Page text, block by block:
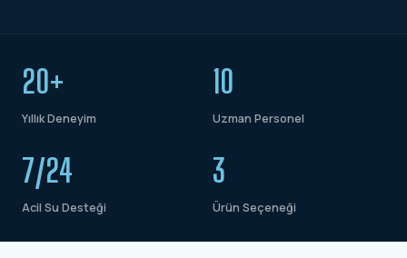
20+
Yıllık Deneyim
10
Uzman Personel
7/24
Acil Su Desteği
3
Ürün Seçeneği